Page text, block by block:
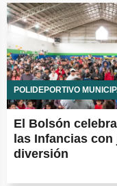
POLIDEPORTIVO
El Bolsón
las Infancias
diversión